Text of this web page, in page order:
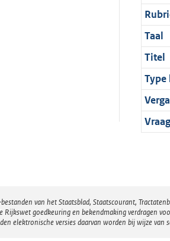
Taal
Titel
Type
van het Staatsblad, Staatscourant,
Rijkswet goedkeuring en bekendmaking verdragen
elektronische versies daarvan worden bij wijze van